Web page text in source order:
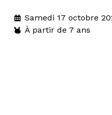
Samedi 17 octobre
À partir de 7 ans